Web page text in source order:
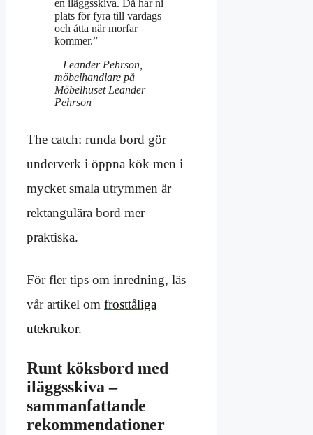
en iläggsskiva. Då har ni
plats för fyra till vardags
och åtta när morfar
kommer.”
– Leander Pehrson,
möbelhandlare på
Möbelhuset Leander
Pehrson
The catch: runda bord gör
underverk i öppna kök men i
mycket smala utrymmen är
rektangulära bord mer
praktiska.
För fler tips om inredning, läs
vår artikel om frosttåliga
utekrukor.
Runt köksbord med
iläggsskiva –
sammanfattande
rekommendationer